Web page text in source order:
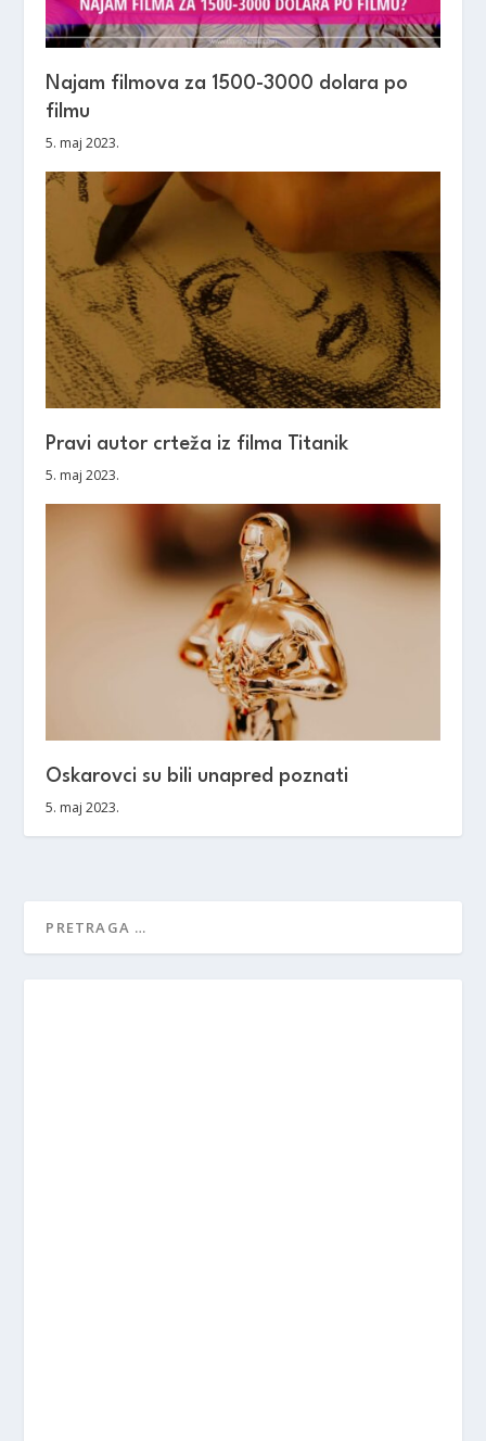
Najam filmova za 1500-3000 dolara po
filmu
5. maj 2023.
Pravi autor crteža iz filma Titanik
5. maj 2023.
Oskarovci su bili unapred poznati
5. maj 2023.